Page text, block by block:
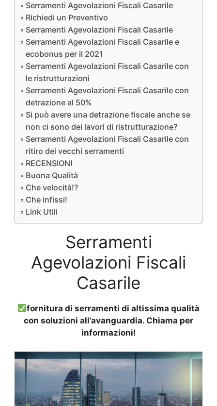
Serramenti Agevolazioni Fiscali Casarile
Richiedi un Preventivo
Serramenti Agevolazioni Fiscali Casarile
Serramenti Agevolazioni Fiscali Casarile e
ecobonus per il 2021
Serramenti Agevolazioni Fiscali Casarile con
le ristrutturazioni
Serramenti Agevolazioni Fiscali Casarile con
detrazione al 50%
Si può avere una detrazione fiscale anche se
non ci sono dei lavori di ristrutturazione?
Serramenti Agevolazioni Fiscali Casarile con
ritiro dei vecchi serramenti
RECENSIONI
Buona Qualità
Che velocità!?
Che infissi!
Link Utili
Serramenti
Agevolazioni Fiscali
Casarile
fornitura di serramenti di altissima qualità
con soluzioni all’avanguardia. Chiama per
informazioni!